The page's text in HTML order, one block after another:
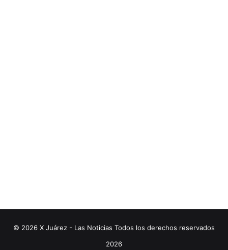
© 2026 X Juárez - Las Noticias Todos los derechos reservados
2026